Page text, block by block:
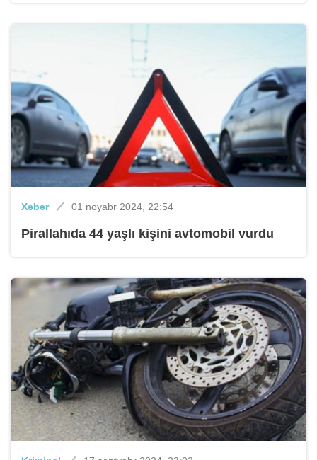
Xəbər 01 noyabr 2024, 22:54
Pirallahıda 44 yaşlı kişini avtomobil vurdu